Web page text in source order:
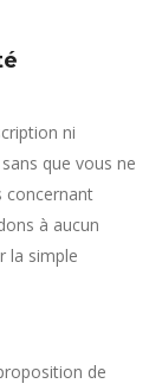
ni
que vous ne
concernant
à aucun
la simple
de